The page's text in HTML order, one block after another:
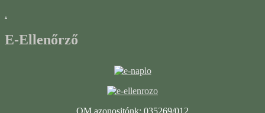
.
E-Ellenőrző
OM azonositónk: 035269/012